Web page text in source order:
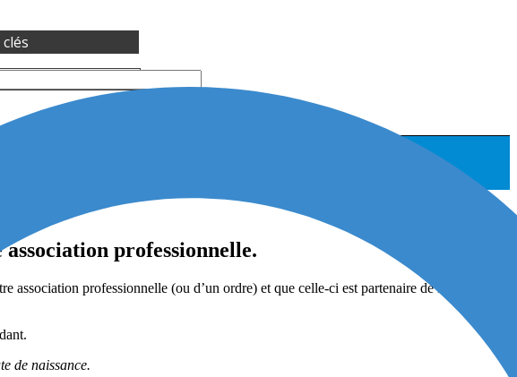
professionnelle.
professionnelle.
professionnelle (ou d’un ordre) et que celle-ci est partenaire de Notarius,
de naissance.